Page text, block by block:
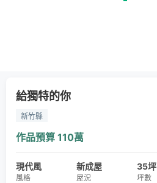
給獨特的你
新竹縣
作品預算 110萬
現代風
風格
新成屋
屋況
35坪
坪數